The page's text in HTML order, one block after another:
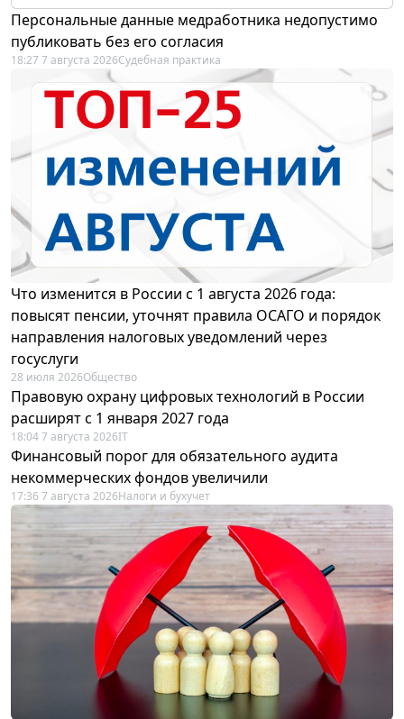
Персональные данные медработника недопустимо
публиковать без его согласия
18:27 7 августа 2026Судебная практика
Что изменится в России с 1 августа 2026 года:
повысят пенсии, уточнят правила ОСАГО и порядок
направления налоговых уведомлений через
госуслуги
28 июля 2026Общество
Правовую охрану цифровых технологий в России
расширят с 1 января 2027 года
18:04 7 августа 2026IT
Финансовый порог для обязательного аудита
некоммерческих фондов увеличили
17:36 7 августа 2026Налоги и бухучет